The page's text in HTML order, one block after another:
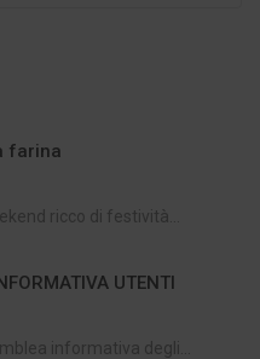
farina
ricco di festività...
UTENTI
informativa degli...